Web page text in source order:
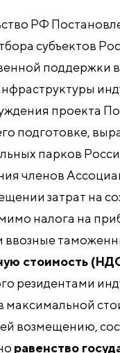
РФ
субъектов
поддержки
проекта
подготовке,
парков
членов
затрат на
налога на
ввозные
стоимость
резидентами
максимальной
возмещению,
равенство